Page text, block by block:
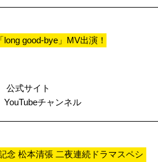
good-bye」MV出演！
公式サイト
チャンネル
念 松本清張 二夜連続ドラマスペシ